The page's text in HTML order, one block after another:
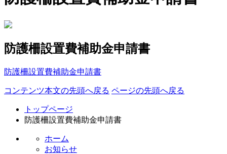
防護柵設置費補助金申請書
防護柵設置費補助金申請書
コンテンツ本文の先頭へ戻る ページの先頭へ戻る
トップページ
防護柵設置費補助金申請書
ホーム
お知らせ